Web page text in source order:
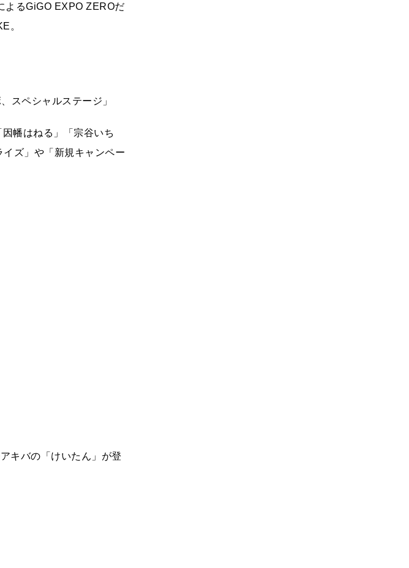
よるGiGO EXPO ZEROだ
。
スペシャルステージ」
幡はねる」「宗谷いち
ズ」や「新規キャンペー
キバの「けいたん」が登